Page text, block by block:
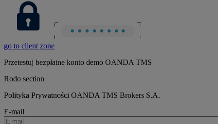
go to client zone
Przetestuj bezpłatne konto demo OANDA TMS
Rodo section
Polityka Prywatności OANDA TMS Brokers S.A.
E-mail